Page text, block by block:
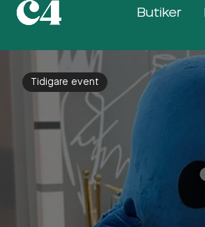
Butiker
Tidigare event